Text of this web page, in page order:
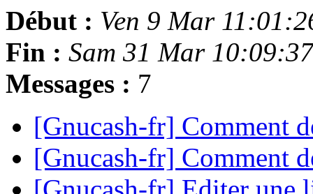
Début : Ven 9 Mar
Fin : Sam 31 Mar
Messages : 7
[Gnucash-fr] Comment
[Gnucash-fr] Comment